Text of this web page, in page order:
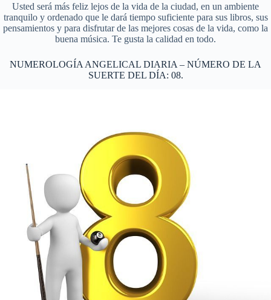
Usted será más feliz lejos de la vida de la ciudad, en un ambiente
tranquilo y ordenado que le dará tiempo suficiente para sus libros, sus
pensamientos y para disfrutar de las mejores cosas de la vida, como la
buena música. Te gusta la calidad en todo.
NUMEROLOGÍA ANGELICAL DIARIA – NÚMERO DE LA
SUERTE DEL DÍA: 08.